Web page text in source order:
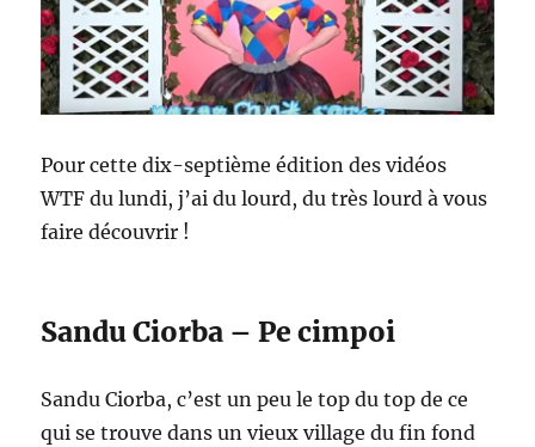
Pour cette dix-septième édition des vidéos
WTF du lundi, j’ai du lourd, du très lourd à vous
faire découvrir !
Sandu Ciorba – Pe cimpoi
Sandu Ciorba, c’est un peu le top du top de ce
qui se trouve dans un vieux village du fin fond